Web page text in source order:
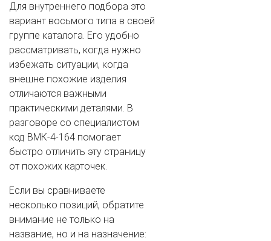
Для внутреннего подбора это
вариант восьмого типа в своей
группе каталога. Его удобно
рассматривать, когда нужно
избежать ситуации, когда
внешне похожие изделия
отличаются важными
практическими деталями. В
разговоре со специалистом
код ВМК-4-164 помогает
быстро отличить эту страницу
от похожих карточек.
Если вы сравниваете
несколько позиций, обратите
внимание не только на
название, но и на назначение: